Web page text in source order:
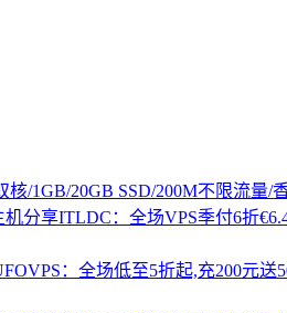
核/1GB/20GB SSD/200M不限流量/
ITLDC：全场VPS季付6折
：全场低至5折起,充200元